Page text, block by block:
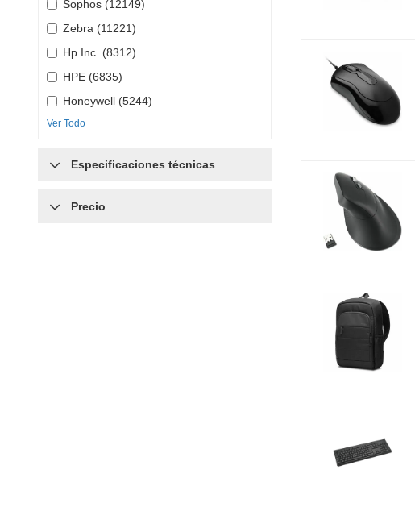
Sophos (12149)
Zebra (11221)
Hp Inc. (8312)
HPE (6835)
Honeywell (5244)
Ver Todo
Especificaciones técnicas
Precio